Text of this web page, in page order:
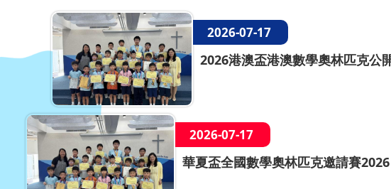
2026-07-17
2026港澳盃港澳數學奧林匹克公
2026-07-17
華夏盃全國數學奧林匹克邀請賽2026